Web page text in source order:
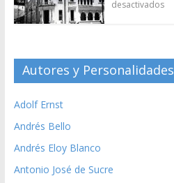
desactivados
Autores y Personalidades
Adolf Ernst
Andrés Bello
Andrés Eloy Blanco
Antonio José de Sucre